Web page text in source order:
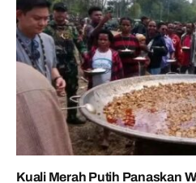
Kuali Merah Putih Panaskan